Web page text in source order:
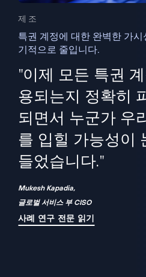
제조
특권 계정에 대한 완벽한 가
기적으로 줄입니다.
"이제 모든 특권
용되는지 정확히
되면서 누군가 우
를 입힐 가능성이
들었습니다."
Mukesh Kapadia,
글로벌 서비스 부 CISO
사례 연구 전문 읽기